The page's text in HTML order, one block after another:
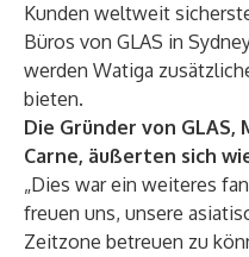
Kunden weltweit
Büros von GLAS in
werden Watiga
bieten.
Die Gründer von GLAS,
Carne, äußerten sich
„Dies war ein weiteres
freuen uns, unsere
Zeitzone betreuen zu